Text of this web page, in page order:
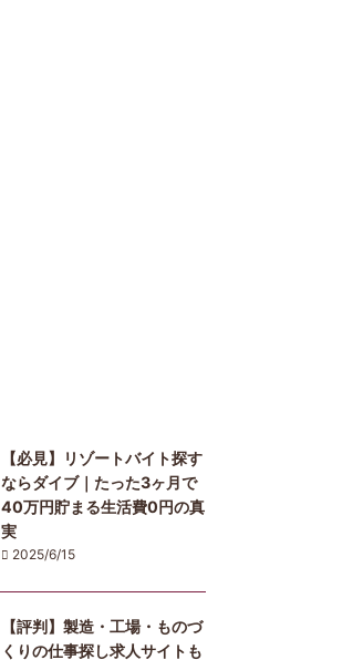
【必見】リゾートバイト探す
ならダイブ｜たった3ヶ月で
40万円貯まる生活費0円の真
実
2025/6/15
【評判】製造・工場・ものづ
くりの仕事探し求人サイトも